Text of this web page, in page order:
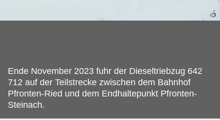
Ende November 2023 fuhr der Dieseltriebzug 642
712 auf der Teilstrecke zwischen dem Bahnhof
Pfronten-Ried und dem Endhaltepunkt Pfronten-
Steinach.